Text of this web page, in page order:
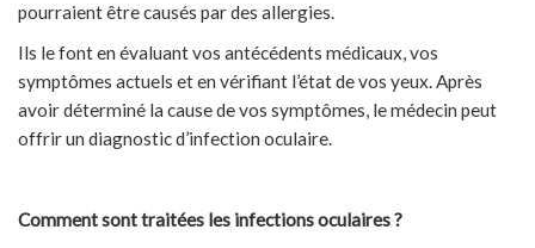
pourraient être causés par des allergies.
Ils le font en évaluant vos antécédents médicaux, vos
symptômes actuels et en vérifiant l’état de vos yeux. Après
avoir déterminé la cause de vos symptômes, le médecin peut
offrir un diagnostic d’infection oculaire.
Comment sont traitées les infections oculaires ?